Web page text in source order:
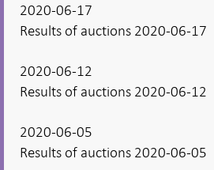
2020-06-17
Results of auctions 2020-06-17
2020-06-12
Results of auctions 2020-06-12
2020-06-05
Results of auctions 2020-06-05